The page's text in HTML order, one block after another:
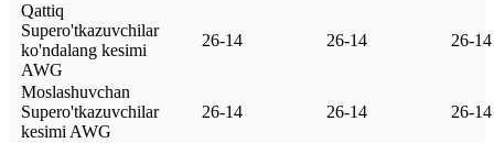
Qattiq
Supero'tkazuvchilar
ko'ndalang kesimi
AWG
26-14 26-14 26-14
Moslashuvchan
Supero'tkazuvchilar
kesimi AWG
26-14 26-14 26-14